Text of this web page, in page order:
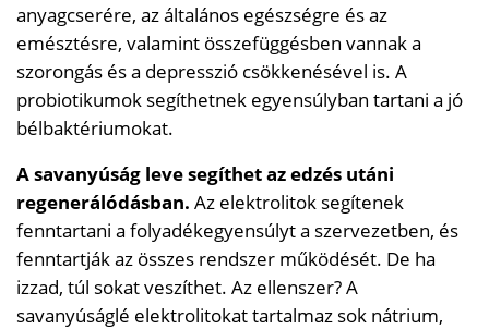
anyagcserére, az általános egészségre és az
emésztésre, valamint összefüggésben vannak a
szorongás és a depresszió csökkenésével is. A
probiotikumok segíthetnek egyensúlyban tartani a jó
bélbaktériumokat.
A savanyúság leve segíthet az edzés utáni
regenerálódásban. Az elektrolitok segítenek
fenntartani a folyadékegyensúlyt a szervezetben, és
fenntartják az összes rendszer működését. De ha
izzad, túl sokat veszíthet. Az ellenszer? A
savanyúságlé elektrolitokat tartalmaz sok nátrium,